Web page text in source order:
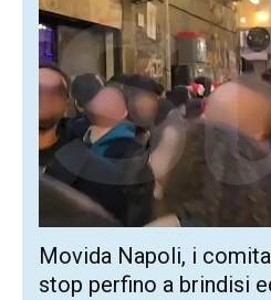
Movida Napoli, i
stop perfino a brindisi